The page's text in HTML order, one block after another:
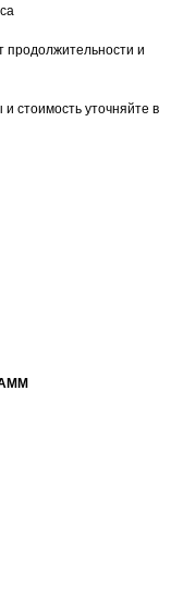
продолжительности и
стоимость уточняйте в